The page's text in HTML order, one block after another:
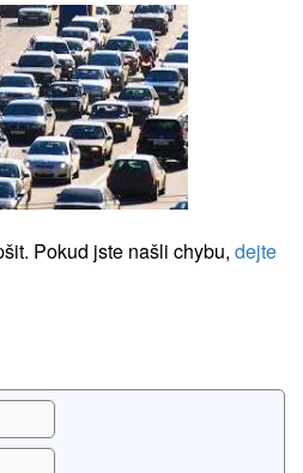
Pokud jste našli chybu, dejte